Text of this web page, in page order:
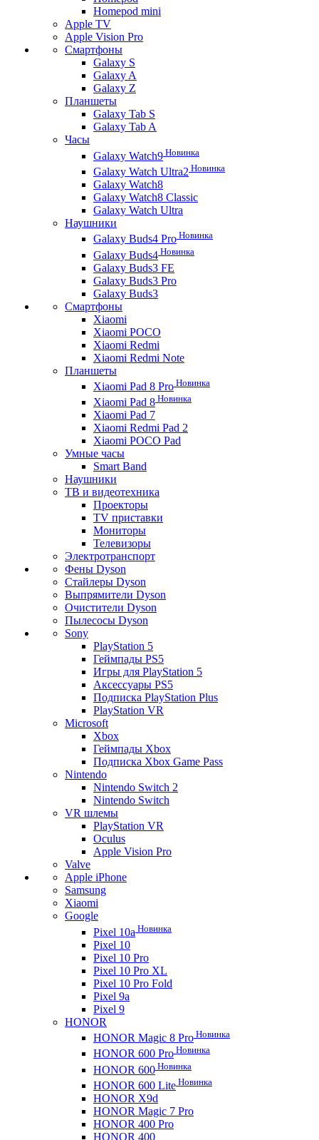
Homepod mini
Apple TV
Apple Vision Pro
Смартфоны
Galaxy S
Galaxy A
Galaxy Z
Планшеты
Galaxy Tab S
Galaxy Tab A
Часы
Galaxy Watch9 Новинка
Galaxy Watch Ultra2 Новинка
Galaxy Watch8
Galaxy Watch8 Classic
Galaxy Watch Ultra
Наушники
Galaxy Buds4 Pro Новинка
Galaxy Buds4 Новинка
Galaxy Buds3 FE
Galaxy Buds3 Pro
Galaxy Buds3
Смартфоны
Xiaomi
Xiaomi POCO
Xiaomi Redmi
Xiaomi Redmi Note
Планшеты
Xiaomi Pad 8 Pro Новинка
Xiaomi Pad 8 Новинка
Xiaomi Pad 7
Xiaomi Redmi Pad 2
Xiaomi POCO Pad
Умные часы
Smart Band
Наушники
ТВ и видеотехника
Проекторы
TV приставки
Мониторы
Телевизоры
Электротранспорт
Фены Dyson
Стайлеры Dyson
Выпрямители Dyson
Очистители Dyson
Пылесосы Dyson
Sony
PlayStation 5
Геймпады PS5
Игры для PlayStation 5
Аксессуары PS5
Подписка PlayStation Plus
PlayStation VR
Microsoft
Xbox
Геймпады Xbox
Подписка Xbox Game Pass
Nintendo
Nintendo Switch 2
Nintendo Switch
VR шлемы
PlayStation VR
Oculus
Apple Vision Pro
Valve
Apple iPhone
Samsung
Xiaomi
Google
Pixel 10a Новинка
Pixel 10
Pixel 10 Pro
Pixel 10 Pro XL
Pixel 10 Pro Fold
Pixel 9a
Pixel 9
HONOR
HONOR Magic 8 Pro Новинка
HONOR 600 Pro Новинка
HONOR 600 Новинка
HONOR 600 Lite Новинка
HONOR X9d
HONOR Magic 7 Pro
HONOR 400 Pro
HONOR 400